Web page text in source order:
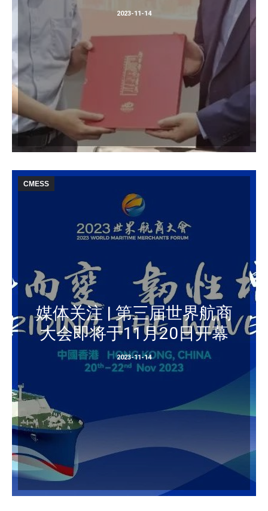
2023-11-14
CMESS
媒体关注 | 第三届世界航商
大会即将于11月20日开幕
2023-11-14